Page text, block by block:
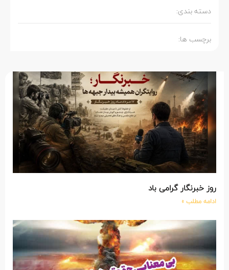
دسته بندی:
برچسب ها:
خبرنگار گرامی باد
مطلب »